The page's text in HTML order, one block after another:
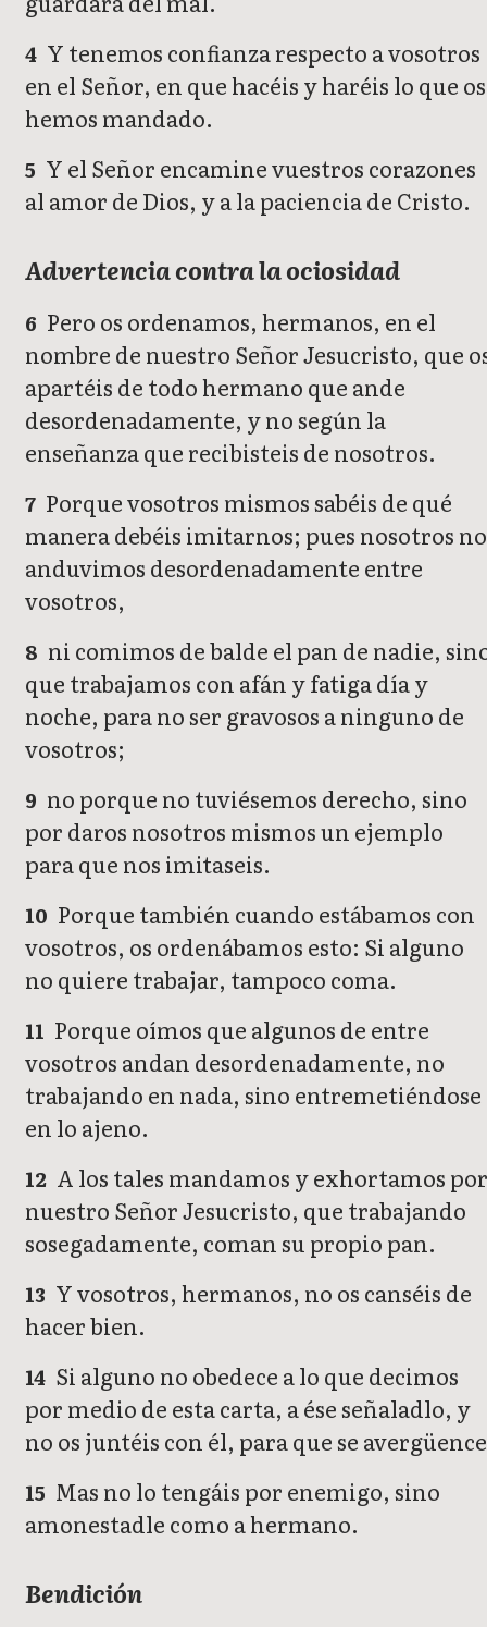
4 Y tenemos confianza respecto a vosotros
en el Señor, en que hacéis y haréis lo que os
hemos mandado.
5 Y el Señor encamine vuestros corazones
al amor de Dios, y a la paciencia de Cristo.
Advertencia contra la ociosidad
6 Pero os ordenamos, hermanos, en el
nombre de nuestro Señor Jesucristo, que
apartéis de todo hermano que ande
desordenadamente, y no según la
enseñanza que recibisteis de nosotros.
7 Porque vosotros mismos sabéis de qué
manera debéis imitarnos; pues nosotros no
anduvimos desordenadamente entre
vosotros,
8 ni comimos de balde el pan de nadie,
que trabajamos con afán y fatiga día y
noche, para no ser gravosos a ninguno de
vosotros;
9 no porque no tuviésemos derecho, sino
por daros nosotros mismos un ejemplo
para que nos imitaseis.
10 Porque también cuando estábamos con
vosotros, os ordenábamos esto: Si alguno
no quiere trabajar, tampoco coma.
11 Porque oímos que algunos de entre
vosotros andan desordenadamente, no
trabajando en nada, sino entremetiéndose
en lo ajeno.
12 A los tales mandamos y exhortamos
nuestro Señor Jesucristo, que trabajando
sosegadamente, coman su propio pan.
13 Y vosotros, hermanos, no os canséis de
hacer bien.
14 Si alguno no obedece a lo que decimos
por medio de esta carta, a ése señaladlo, y
no os juntéis con él, para que se
15 Mas no lo tengáis por enemigo, sino
amonestadle como a hermano.
Bendición